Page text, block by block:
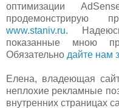
оптимизации
продемонстрирую
www.staniv.ru.
показанные мною
Обязательно дайте нам
Елена, владеющая
неплохие рекламные
внутренних страницах